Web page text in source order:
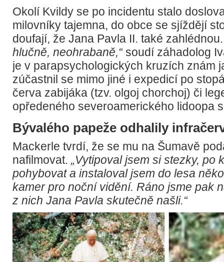
Okolí Kvildy se po incidentu stalo
milovníky tajemna, do obce se sjíždějí
doufají, že Jana Pavla II. také
hlučně, neohrabaně,“soudí záhadolog
je v parapsychologických kruzích znám
zúčastnil se mimo jiné i expedicí po
červa zabijáka (tzv. olgoj chorchoj) či
opředeného severoamerického lidoopa
Bývalého papeže odhalily
Mackerle tvrdí, že se mu na Šumavě
nafilmovat. „Vytipoval jsem si stezky, po
pohybovat a instaloval jsem do lesa
kamer pro noční vidění. Ráno jsme pak
z nich Jana Pavla skutečně našli.“